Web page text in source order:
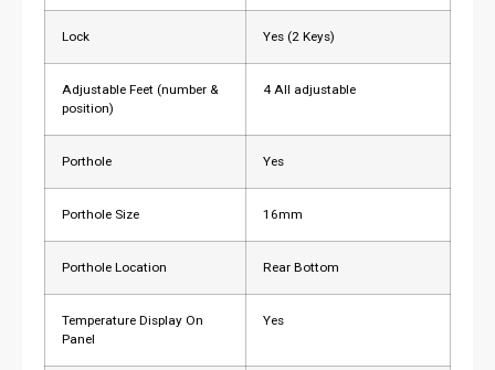
Lock Yes (2 Keys)
Adjustable Feet (number &
position)
4 All adjustable
Porthole Yes
Porthole Size 16mm
Porthole Location Rear Bottom
Temperature Display On
Panel
Yes